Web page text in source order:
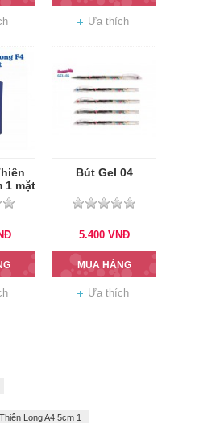
Ưa thích
1 mặt
Bút Gel 04
5.400 VNĐ
MUA HÀNG
Ưa thích
Long A4 5cm 1